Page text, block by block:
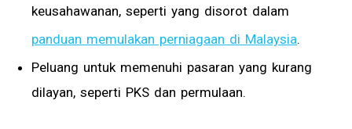
keusahawanan, seperti yang disorot dalam
panduan memulakan perniagaan di Malaysia.
Peluang untuk memenuhi pasaran yang kurang
dilayan, seperti PKS dan permulaan.